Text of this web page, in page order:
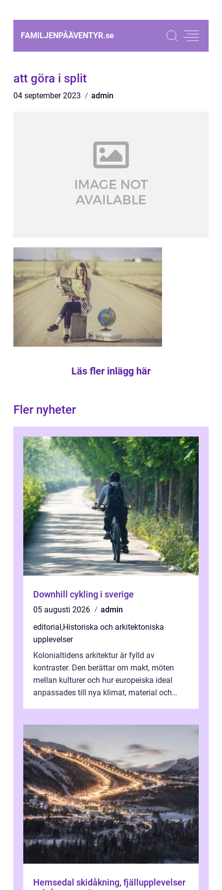
FAMILJENPÅÄVENTYR.se
att göra i split
04 september 2023 admin
Läs fler inlägg här
Fler nyheter
Downhill cykling i sverige
05 augusti 2026
admin
editorial,Historiska och arkitektoniska
upplevelser
Kolonialtidens arkitektur är fylld av
kontraster. Den berättar om makt, möten
mellan kulturer och hur europeiska ideal
anpassades till nya klimat, material och
Hemsedal skidåkning, fjällupplevelser